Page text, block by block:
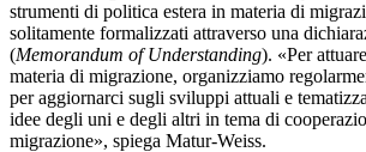
strumenti di politica estera in materia di
solitamente formalizzati attraverso una
(Memorandum of Understanding). «Per
materia di migrazione, organizziamo
per aggiornarci sugli sviluppi attuali e
idee degli uni e degli altri in tema di
migrazione», spiega Matur-Weiss.